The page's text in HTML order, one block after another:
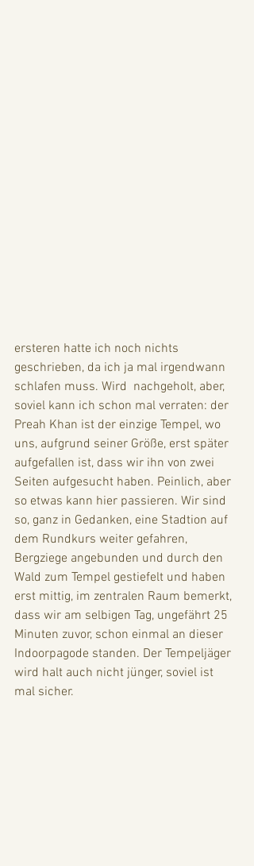
ersteren hatte ich noch nichts
geschrieben, da ich ja mal irgendwann
schlafen muss. Wird  nachgeholt, aber,
soviel kann ich schon mal verraten: der
Preah Khan ist der einzige Tempel, wo
uns, aufgrund seiner Größe, erst später
aufgefallen ist, dass wir ihn von zwei
Seiten aufgesucht haben. Peinlich, aber
so etwas kann hier passieren. Wir sind
so, ganz in Gedanken, eine Stadtion auf
dem Rundkurs weiter gefahren,
Bergziege angebunden und durch den
Wald zum Tempel gestiefelt und haben
erst mittig, im zentralen Raum bemerkt,
dass wir am selbigen Tag, ungefährt 25
Minuten zuvor, schon einmal an dieser
Indoorpagode standen. Der Tempeljäger
wird halt auch nicht jünger, soviel ist
mal sicher.